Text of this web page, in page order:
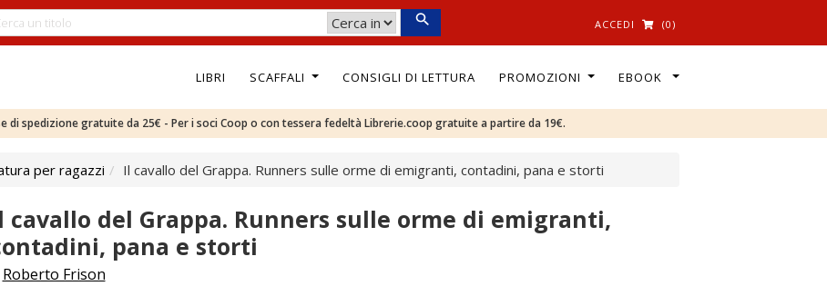
ACCEDI (0)
LIBRI SCAFFALI CONSIGLI DI LETTURA PROMOZIONI EBOOK
di spedizione gratuite da 25€ - Per i soci Coop o con tessera fedeltà Librerie.coop gratuite a partire da 19€.
per ragazzi Il cavallo del Grappa. Runners sulle orme di emigranti, contadini, pana e storti
cavallo del Grappa. Runners sulle orme di emigranti,
pana e storti
Roberto Frison